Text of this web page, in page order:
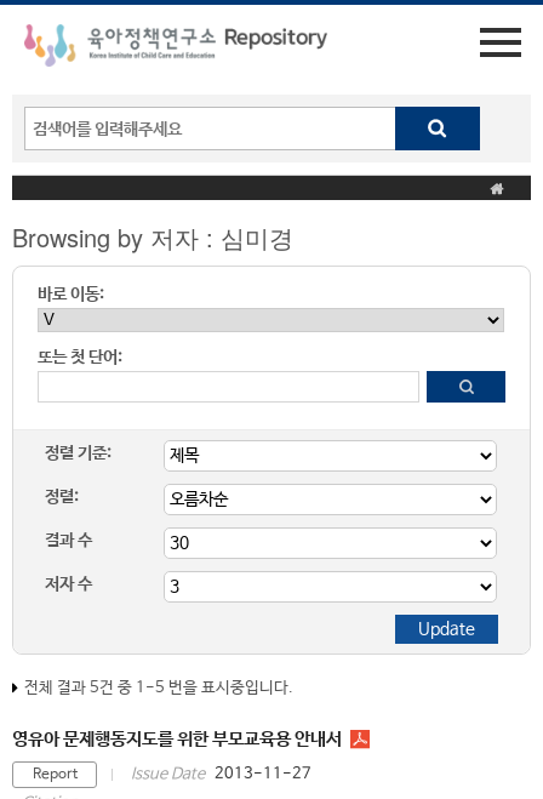
Browsing by 저자 : 심미경
바로 이동:
또는 첫 단어:
정렬 기준:
정렬:
결과 수
저자 수
전체 결과 5건 중 1-5 번을 표시중입니다.
영유아 문제행동지도를 위한 부모교육용 안내서
Report Issue Date 2013-11-27